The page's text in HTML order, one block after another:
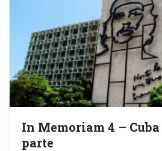
In Memoriam 4 – Cuba
parte